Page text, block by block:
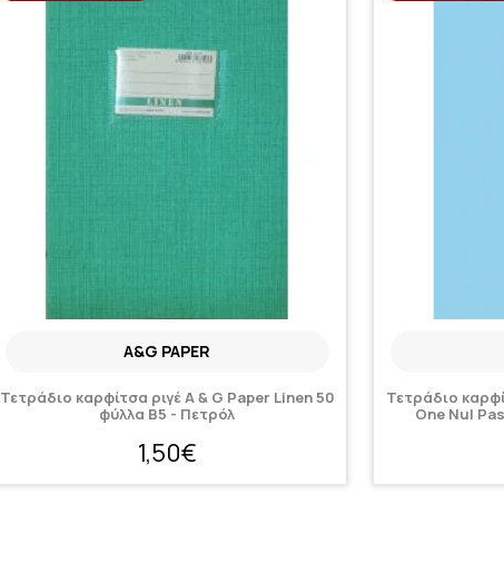
A&G PAPER
Τετράδιο καρφίτσα ριγέ A & G Paper Linen 50
φύλλα Β5 - Πετρόλ
1,50€
Τετράδιο
One Nul